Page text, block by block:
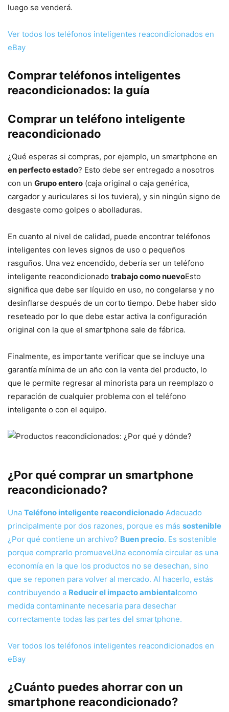
luego se venderá.
Ver todos los teléfonos inteligentes reacondicionados en
eBay
Comprar teléfonos inteligentes
reacondicionados: la guía
Comprar un teléfono inteligente
reacondicionado
¿Qué esperas si compras, por ejemplo, un smartphone en
en perfecto estado? Esto debe ser entregado a nosotros
con un Grupo entero (caja original o caja genérica,
cargador y auriculares si los tuviera), y sin ningún signo de
desgaste como golpes o abolladuras.
En cuanto al nivel de calidad, puede encontrar teléfonos
inteligentes con leves signos de uso o pequeños
rasguños. Una vez encendido, debería ser un teléfono
inteligente reacondicionado trabajo como nuevoEsto
significa que debe ser líquido en uso, no congelarse y no
desinflarse después de un corto tiempo. Debe haber sido
reseteado por lo que debe estar activa la configuración
original con la que el smartphone sale de fábrica.
Finalmente, es importante verificar que se incluye una
garantía mínima de un año con la venta del producto, lo
que le permite regresar al minorista para un reemplazo o
reparación de cualquier problema con el teléfono
inteligente o con el equipo.
¿Por qué comprar un smartphone
reacondicionado?
Una Teléfono inteligente reacondicionado Adecuado
principalmente por dos razones, porque es más sostenible
¿Por qué contiene un archivo? Buen precio. Es sostenible
porque comprarlo promueveUna economía circular es una
economía en la que los productos no se desechan, sino
que se reponen para volver al mercado. Al hacerlo, estás
contribuyendo a Reducir el impacto ambientalcomo
medida contaminante necesaria para desechar
correctamente todas las partes del smartphone.
Ver todos los teléfonos inteligentes reacondicionados en
eBay
¿Cuánto puedes ahorrar con un
smartphone reacondicionado?